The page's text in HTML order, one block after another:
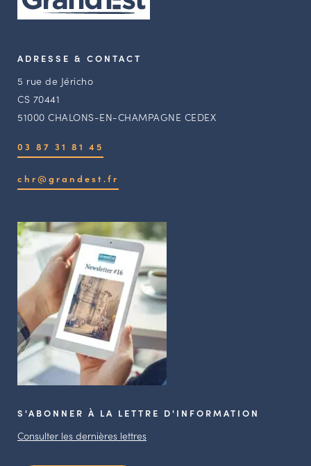
ADRESSE & CONTACT
5 rue de Jéricho
CS 70441
51000 CHALONS-EN-CHAMPAGNE CEDEX
03 87 31 81 45
chr@grandest.fr
S'ABONNER À LA LETTRE D'INFORMATION
Consulter les dernières lettres